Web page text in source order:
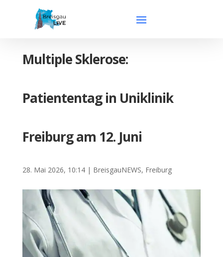
Multiple Sklerose:
Patiententag in Uniklinik
Freiburg am 12. Juni
28. Mai 2026, 10:14| BreisgauNEWS, Freiburg